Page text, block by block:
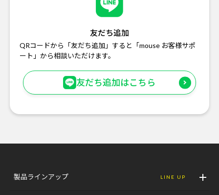
友だち追加
QRコードから「友だち追加」すると「mouse お客様サポ
ート」から相談いただけます。
友だち追加はこちら
製品ラインアップ LINE UP